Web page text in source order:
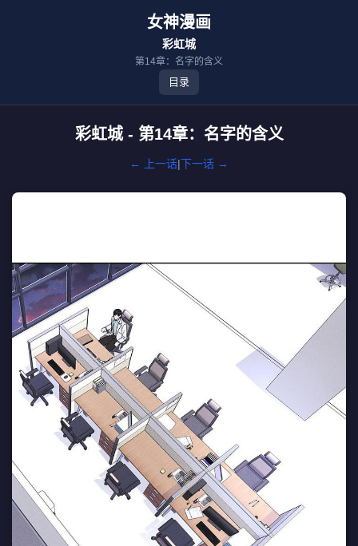
女神漫画
彩虹城
第14章：名字的含义
目录
彩虹城 - 第14章：名字的含义
← 上一话|下一话 →